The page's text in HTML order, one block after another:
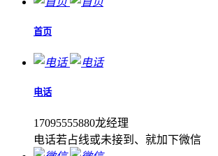
首页
电话
17095555880龙经理
电话若占线或未接到、就加下微信